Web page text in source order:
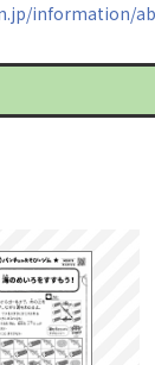
information/